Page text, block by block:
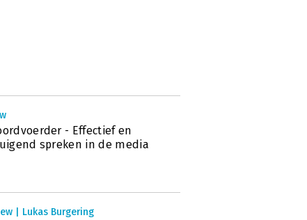
- Effectief en
spreken in de media
| Lukas Burgering